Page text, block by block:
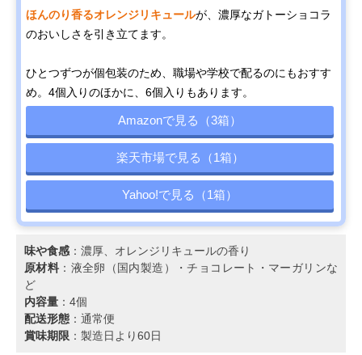
ほんのり香るオレンジリキュールが、濃厚なガトーショコラ
のおいしさを引き立てます。
ひとつずつが個包装のため、職場や学校で配るのにもおすす
め。4個入りのほかに、6個入りもあります。
Amazonで見る（3箱）
楽天市場で見る（1箱）
Yahoo!で見る（1箱）
味や食感 ：濃厚、オレンジリキュールの香り
原材料 ：液全卵（国内製造）・チョコレート・マーガリンな
ど
内容量 ：4個
配送形態 ：通常便
賞味期限 ：製造日より60日